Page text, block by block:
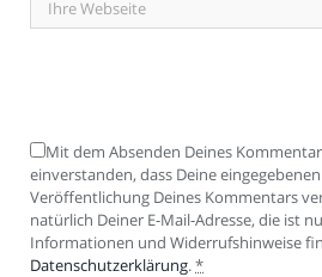
Mit dem Absenden Deines
einverstanden, dass Deine
Veröffentlichung Deines Kommentars
natürlich Deiner E-Mail-Adresse, die ist
Informationen und Widerrufshinweise
Datenschutzerklärung.*